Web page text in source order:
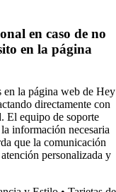
en caso de no
en la página
en la página web de Hey
directamente con
El equipo de soporte
información necesaria
que la comunicación
personalizada y